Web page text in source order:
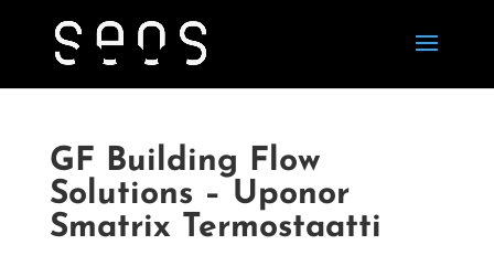
GF Building Flow
Solutions – Uponor
Smatrix Termostaatti